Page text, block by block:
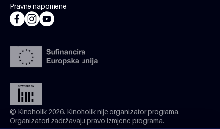
Pravne napomene
© Kinoholik 2026. Kinoholik nije organizator programa.
Organizatori zadržavaju pravo izmjene programa.